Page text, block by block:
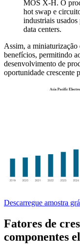
MOS X-H. O
hot swap e
industriais usados
data centers.
Assim, a
benefícios, permitindo
desenvolvimento de
oportunidade crescente
Descarregue amostra
Fatores de
componentes